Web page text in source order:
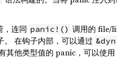
，连同 panic!() 调用的 file/
。 在钩子内部，可以通过
其他类型值的 panic，可以使用